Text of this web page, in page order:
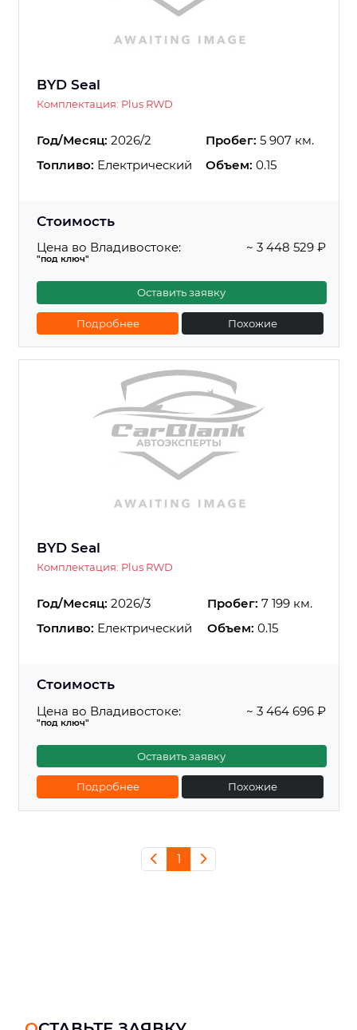
BYD Seal
Комплектация: Plus RWD
Год/Месяц: 2026/2 Пробег: 5 907 км.
Топливо: Електрический Объем: 0.15
Стоимость
Цена во Владивостоке:
"под ключ"
~ 3 448 529 ₽
Оставить заявку
Подробнее Похожие
BYD Seal
Комплектация: Plus RWD
Год/Месяц: 2026/3 Пробег: 7 199 км.
Топливо: Електрический Объем: 0.15
Стоимость
Цена во Владивостоке:
"под ключ"
~ 3 464 696 ₽
Оставить заявку
Подробнее Похожие
1